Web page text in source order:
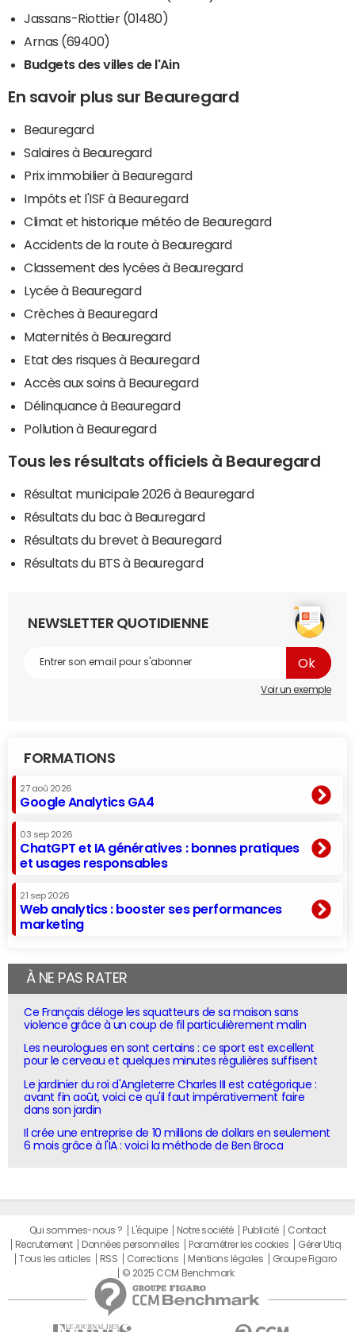
Jassans-Riottier (01480)
Arnas (69400)
Budgets des villes de l'Ain
En savoir plus sur Beauregard
Beauregard
Salaires à Beauregard
Prix immobilier à Beauregard
Impôts et l'ISF à Beauregard
Climat et historique météo de Beauregard
Accidents de la route à Beauregard
Classement des lycées à Beauregard
Lycée à Beauregard
Crèches à Beauregard
Maternités à Beauregard
Etat des risques à Beauregard
Accès aux soins à Beauregard
Délinquance à Beauregard
Pollution à Beauregard
Tous les résultats officiels à Beauregard
Résultat municipale 2026 à Beauregard
Résultats du bac à Beauregard
Résultats du brevet à Beauregard
Résultats du BTS à Beauregard
NEWSLETTER QUOTIDIENNE
Voir un exemple
FORMATIONS
27 aoû 2026
Google Analytics GA4
03 sep 2026
ChatGPT et IA génératives : bonnes pratiques
et usages responsables
21 sep 2026
Web analytics : booster ses performances
marketing
À NE PAS RATER
Ce Français déloge les squatteurs de sa maison sans
violence grâce à un coup de fil particulièrement malin
Les neurologues en sont certains : ce sport est excellent
pour le cerveau et quelques minutes régulières suffisent
Le jardinier du roi d'Angleterre Charles III est catégorique :
avant fin août, voici ce qu'il faut impérativement faire
dans son jardin
Il crée une entreprise de 10 millions de dollars en seulement
6 mois grâce à l'IA : voici la méthode de Ben Broca
Qui sommes-nous ? L'équipe Notre société Publicité
Contact
Recrutement
Données personnelles Paramétrer les cookies
Gérer Utiq
Tous les articles
RSS Corrections Mentions légales
Groupe Figaro
© 2025 CCM Benchmark